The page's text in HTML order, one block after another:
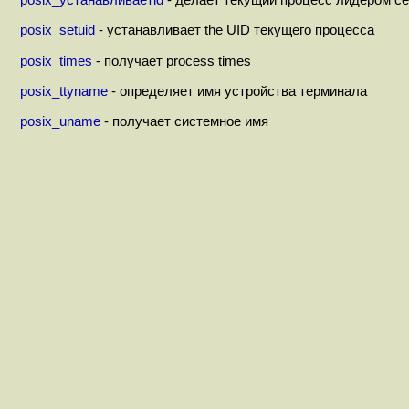
posix_setuid - устанавливает the UID текущего процесса
posix_times - получает process times
posix_ttyname - определяет имя устройства терминала
posix_uname - получает системное имя